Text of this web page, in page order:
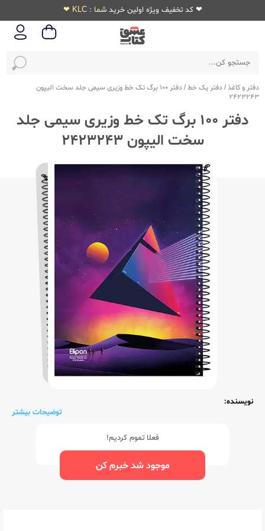
❤ کد تخفیف ویژه اولین خرید شما : KLC ❤
دفتر و کاغذ/دفتر یک خط/
دفتر 100 برگ تک خط وزیری سیمی جلد سخت الیپون
2423243
دفتر 100 برگ تک خط وزیری سیمی جلد
سخت الیپون 2423243
نویسنده:
توضیحات بیشتر
فعلا تموم کردیم!
موجود شد خبرم کن